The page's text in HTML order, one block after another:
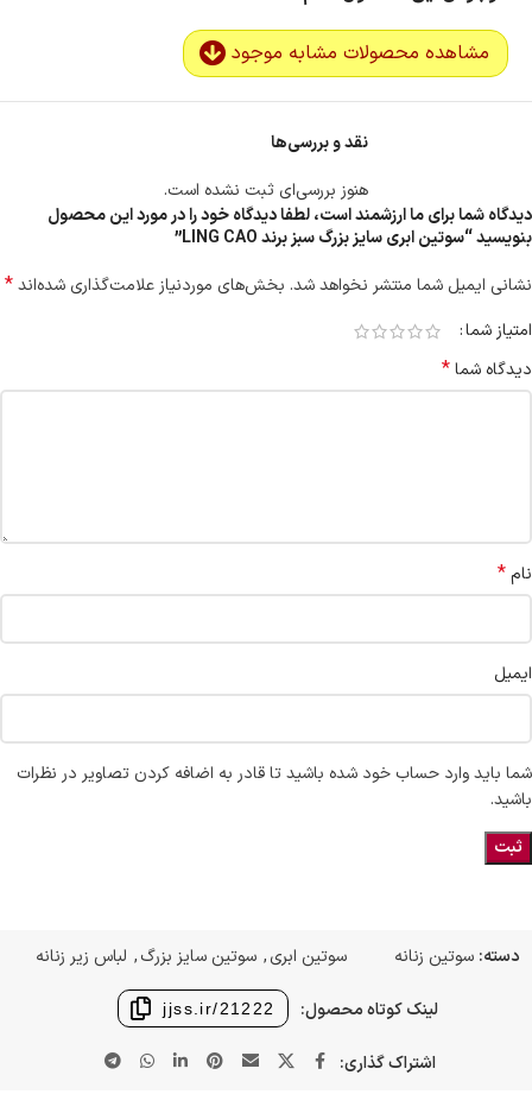
مشاهده محصولات مشابه موجود
نقد و بررسی‌ها
هنوز بررسی‌ای ثبت نشده است.
دیدگاه شما برای ما ارزشمند است، لطفا دیدگاه خود را در مورد این محصول
بنویسید “سوتین ابری سایز بزرگ سبز برند LING CAO”
نشانی ایمیل شما منتشر نخواهد شد. بخش‌های موردنیاز علامت‌گذاری شده‌اند*
امتیاز شما
دیدگاه شما*
نام*
ایمیل
شما باید وارد حساب خود شده باشید تا قادر به اضافه کردن تصاویر در نظرات
باشید.
دسته: سوتین زنانه سوتین ابری, سوتین سایز بزرگ, لباس زیر زنانه
لینک کوتاه محصول: jjss.ir/21222
اشتراک گذاری: